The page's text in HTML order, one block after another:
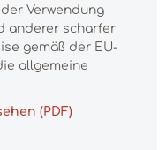
Verwendung
anderer scharfer
gemäß der EU-
allgemeine
(PDF)